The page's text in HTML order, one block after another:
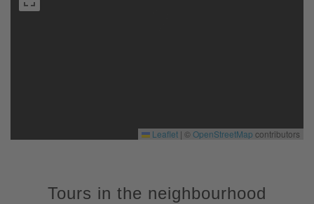
Leaflet | ©OpenStreetMap contributors
Tours in the neighbourhood